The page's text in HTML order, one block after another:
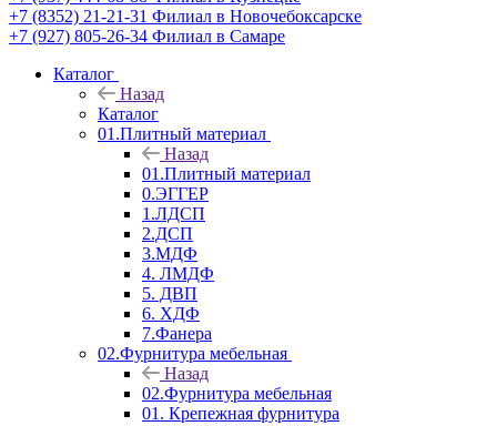
+7 (8352) 21-21-31 Филиал в Новочебоксарске
+7 (927) 805-26-34 Филиал в Самаре
Каталог
Назад
Каталог
01.Плитный материал
Назад
01.Плитный материал
0.ЭГГЕР
1.ЛДСП
2.ДСП
3.МДФ
4. ЛМДФ
5. ДВП
6. ХДФ
7.Фанера
02.Фурнитура мебельная
Назад
02.Фурнитура мебельная
01. Крепежная фурнитура